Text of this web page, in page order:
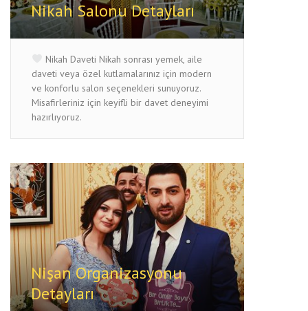
Nikah Salonu Detayları
Nikah Daveti Nikah sonrası yemek, aile
daveti veya özel kutlamalarınız için modern
ve konforlu salon seçenekleri sunuyoruz.
Misafirleriniz için keyifli bir davet deneyimi
hazırlıyoruz.
Nişan Organizasyonu
Detayları